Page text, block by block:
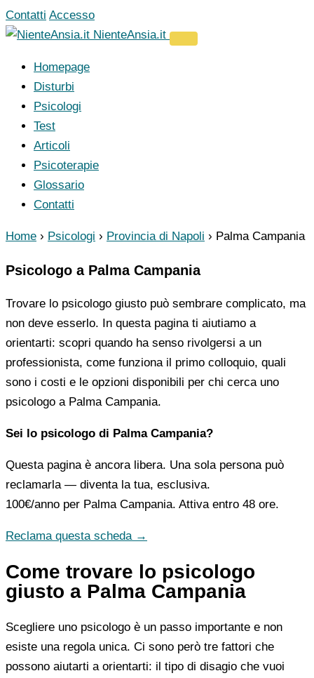
Vai
al
Contatti Accesso
NienteAnsia.it
Homepage
Disturbi
Psicologi
Test
Articoli
Psicoterapie
Glossario
Contatti
Home › Psicologi › Provincia di Napoli › Palma Campania
Psicologo a Palma Campania
Trovare lo psicologo giusto può sembrare complicato, ma
non deve esserlo. In questa pagina ti aiutiamo a
orientarti: scopri quando ha senso rivolgersi a un
professionista, come funziona il primo colloquio, quali
sono i costi e le opzioni disponibili per chi cerca uno
psicologo a Palma Campania.
Sei lo psicologo di Palma Campania?
Questa pagina è ancora libera. Una sola persona può
reclamarla — diventa la tua, esclusiva.
100€/anno per Palma Campania. Attiva entro 48 ore.
Reclama questa scheda →
Come trovare lo psicologo
giusto a Palma Campania
Scegliere uno psicologo è un passo importante e non
esiste una regola unica. Ci sono però tre fattori che
possono aiutarti a orientarti: il tipo di disagio che vuoi